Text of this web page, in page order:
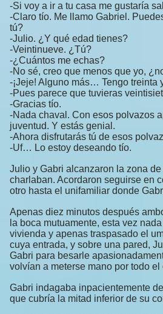
-Si voy a ir a tu casa me gustaría
-Claro tío. Me llamo Gabriel.
tú?
-Julio. ¿Y qué edad tienes?
-Veintinueve. ¿Tú?
-¿Cuántos me echas?
-No sé, creo que menos que yo,
-¡Jeje! Alguno más… Tengo treinta
-Pues parece que tuvieras
-Gracias tío.
-Nada chaval. Con esos polvazos
juventud. Y estás genial.
-Ahora disfrutarás tú de esos
-Uf… Lo estoy deseando tío.
Julio y Gabri alcanzaron la zona
charlaban. Acordaron seguirse en
otro hasta el unifamiliar donde
Apenas diez minutos después
la boca mutuamente, esta vez
vivienda y apenas traspasado el
cuya entrada, y sobre una pared,
Gabri para besarle
volvían a meterse mano por todo el
Gabri indagaba inpacientemente
que cubría la mitad inferior de su